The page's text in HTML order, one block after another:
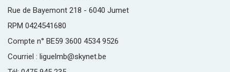
Rue de Bayemont 218 - 6040 Jumet
RPM 0424541680
Compte n° BE59 3600 4534 9526
Courriel : liguelmb@skynet.be